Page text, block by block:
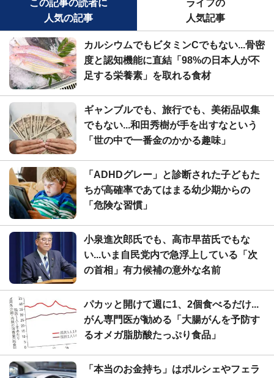
この記事の読者に
人気の記事
ライフの
人気記事
カルシウムでもビタミンCでもない...骨密
度と認知機能に直結「98%の日本人が不
足する栄養素」を取れる食材
ギャンブルでも、旅行でも、美術品収集
でもない...和田秀樹が手を出すなという
「世の中で一番金のかかる趣味」
「ADHDグレー」と診断された子どもた
ちが高確率であてはまる幼少期からの
「危険な習慣」
小泉進次郎氏でも、高市早苗氏でもな
い...いま自民党内で急浮上している「次
の首相」有力候補の意外な名前
パカッと開けて週に1、2個食べるだけ...
がん専門医が勧める「大腸がんを予防す
るオメガ脂肪酸たっぷり食品」
「本当のお金持ち」はポルシェやフェラ